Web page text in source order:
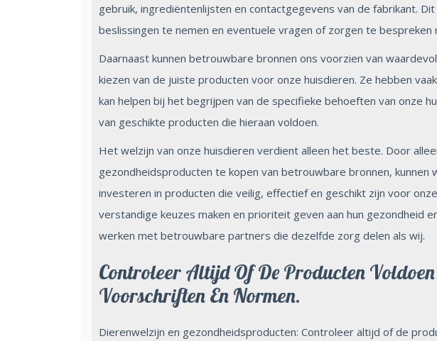
gebruik, ingrediëntenlijsten en contactgegevens van de fabrikant.
beslissingen te nemen en eventuele vragen of zorgen te
Daarnaast kunnen betrouwbare bronnen ons voorzien van
kiezen van de juiste producten voor onze huisdieren. Ze hebben
kan helpen bij het begrijpen van de specifieke behoeften van onze
van geschikte producten die hieraan voldoen.
Het welzijn van onze huisdieren verdient alleen het beste. Door
gezondheidsproducten te kopen van betrouwbare bronnen, kunnen
investeren in producten die veilig, effectief en geschikt zijn voor
verstandige keuzes maken en prioriteit geven aan hun gezondheid
werken met betrouwbare partners die dezelfde zorg delen als wij.
Controleer Altijd Of De Producten
Voorschriften En Normen.
Dierenwelzijn en gezondheidsproducten: Controleer altijd of de